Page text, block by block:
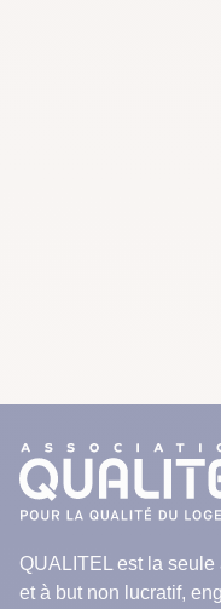
QUALITEL est la
et à but non lucratif,